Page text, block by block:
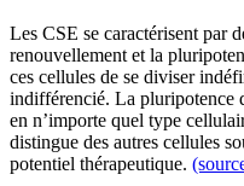
Les CSE se caractérisent par
renouvellement et la
ces cellules de se diviser
indifférencié. La pluripotence
en n’importe quel type
distingue des autres cellules
potentiel thérapeutique.